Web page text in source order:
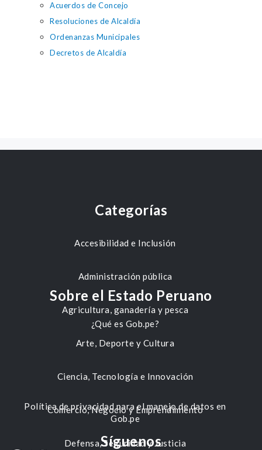
Acuerdos de Concejo
Resoluciones de Alcaldía
Ordenanzas Municipales
Decretos de Alcaldía
Categorías
Accesibilidad e Inclusión
Administración pública
Agricultura, ganadería y pesca
Arte, Deporte y Cultura
Ciencia, Tecnología e Innovación
Comercio, Negocio y Emprendimiento
Defensa, Seguridad y Justicia
Sobre el Estado Peruano
¿Qué es Gob.pe?
Política de privacidad para el manejo de datos en
Gob.pe
Síguenos